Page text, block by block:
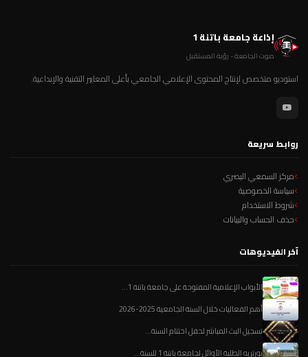
إذاعة جامعة باتنة 1
صوت الجامعة - رؤية المستقبل
استوديو متخصص لإنتاج المحتوى الإعلامي الجامعي بأعلى المعايير التقنية والإبداعية.
روابط سريعة
مركز السمعي البصري
سياسة الخصوصية
شروط الاستخدام
حذف الحساب والبيانات
آخر الفيديوهات
الأبواب الإعلامية المفتوحة على جامعة باتنة 1...
أهم الفعاليات خلال السنة الجامعية 2025-2026
تسجيل البث المباشر لحفل اختتام السنة...
بورتريه الطلبة الأوائل لجامعة باتنة 1 للسنة...